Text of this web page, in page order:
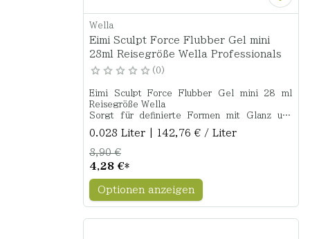
Wella
Eimi Sculpt Force Flubber Gel mini
28ml Reisegröße Wella Professionals
0
Eimi Sculpt Force Flubber Gel mini 28 ml
Reisegröße Wella
Sorgt für definierte Formen mit Glanz und
extremem Halt.
0.028 Liter | 142,76 € / Liter
4,28 €*
8,90 €
Optionen anzeigen